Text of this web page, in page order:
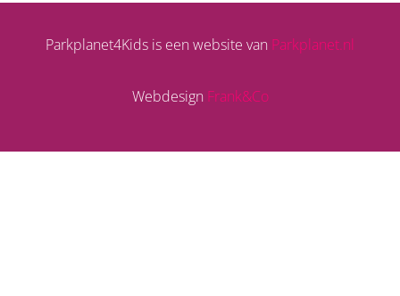
Parkplanet4Kids is een website van Parkplanet.nl
Webdesign Frank&Co